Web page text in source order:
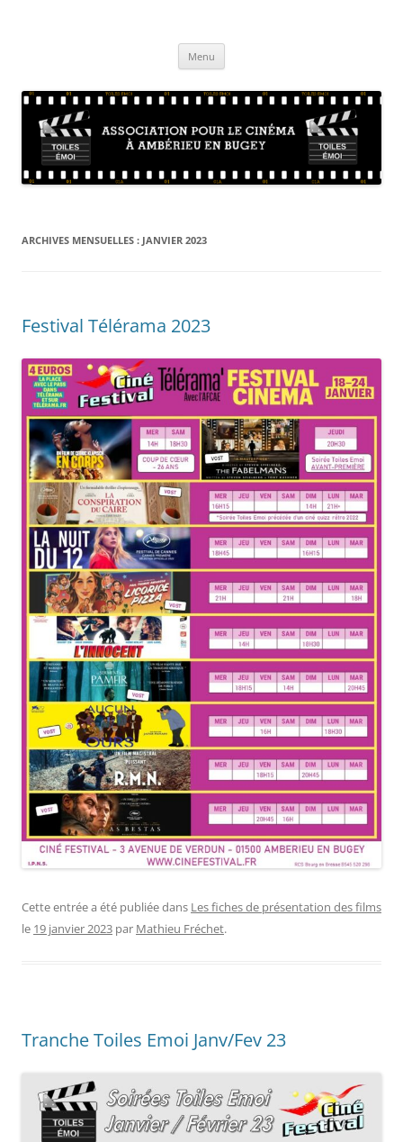
sa région
Menu
ARCHIVES MENSUELLES : JANVIER 2023
Festival Télérama 2023
Cette entrée a été publiée dans Les fiches de présentation des films
le 19 janvier 2023 par Mathieu Fréchet.
Tranche Toiles Emoi Janv/Fev 23